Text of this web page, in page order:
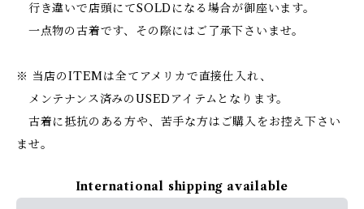
行き違いで店頭にてSOLDになる場合が御座います。
一点物の古着です、その際にはご了承下さいませ。
※ 当店のITEMは全てアメリカで直接仕入れ、
メンテナンス済みのUSEDアイテムとなります。
古着に抵抗のある方や、苦手な方はご購入をお控え下さい
ませ。
International shipping available